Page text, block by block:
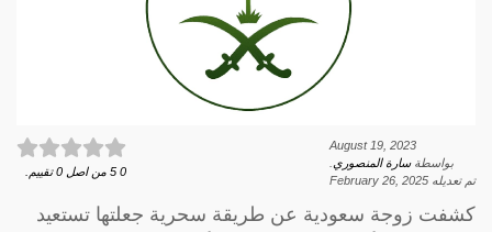
August 19, 2023
بواسطةسارة المنصوري
تم تعديله February 26, 2025
0
5 من اصل 0 تقييم.
كشفت زوجة سعودية عن طريقة سحرية جعلتها تستعيد